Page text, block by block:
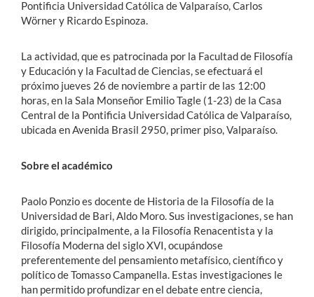
Pontificia Universidad Católica de Valparaíso, Carlos
Wörner y Ricardo Espinoza.
La actividad, que es patrocinada por la Facultad de Filosofía
y Educación y la Facultad de Ciencias, se efectuará el
próximo jueves 26 de noviembre a partir de las 12:00
horas, en la Sala Monseñor Emilio Tagle (1-23) de la Casa
Central de la Pontificia Universidad Católica de Valparaíso,
ubicada en Avenida Brasil 2950, primer piso, Valparaíso.
Sobre el académico
Paolo Ponzio es docente de Historia de la Filosofía de la
Universidad de Bari, Aldo Moro. Sus investigaciones, se han
dirigido, principalmente, a la Filosofía Renacentista y la
Filosofía Moderna del siglo XVI, ocupándose
preferentemente del pensamiento metafísico, científico y
político de Tomasso Campanella. Estas investigaciones le
han permitido profundizar en el debate entre ciencia,